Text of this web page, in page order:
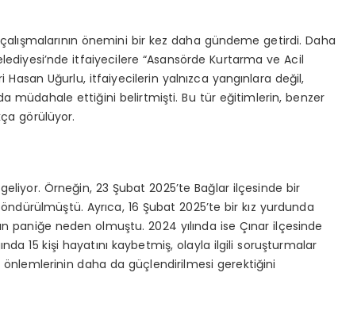
önemini bir kez daha gündeme getirdi. Daha
itfaiyecilere “Asansörde Kurtarma ve Acil
Uğurlu, itfaiyecilerin yalnızca yangınlara değil,
müdahale ettiğini belirtmişti. Bu tür eğitimlerin, benzer
görülüyor.
Örneğin, 23 Şubat 2025’te Bağlar ilçesinde bir
Ayrıca, 16 Şubat 2025’te bir kız yurdunda
neden olmuştu. 2024 yılında ise Çınar ilçesinde
15 kişi hayatını kaybetmiş, olayla ilgili soruşturmalar
daha da güçlendirilmesi gerektiğini